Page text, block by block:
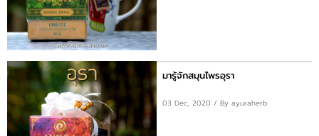
มารู้จักสมุนไพรอุรา
03 Dec, 2020 / By ayuraherb